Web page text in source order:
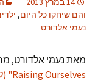
והם שיחקו כל היום,
נעמי אלדורט
מאת נעמי אלדורט,
Raising Ourselves" (לגדל את ילדינו, לגדל את עצמנו).